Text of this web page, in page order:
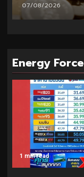
06/08/2026
Energy Force
1 min read